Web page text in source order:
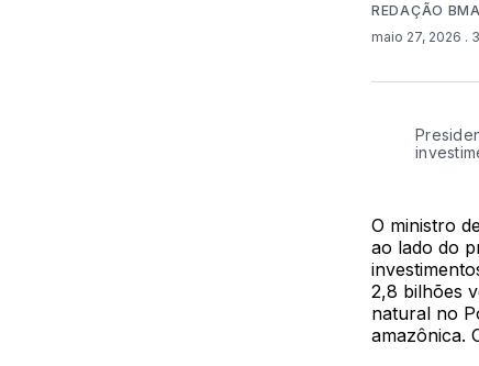
REDAÇÃO BMA
maio 27, 2026 .
O ministro
ao lado do
2,8 bilhões
natural no
amazônica.